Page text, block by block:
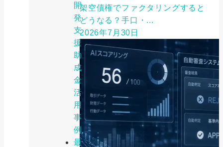
開
発
支
援
助
成
金
活
用
事
例
最
架空債権でファクタリングすると
どうなる？手口・...
2026年7月30日